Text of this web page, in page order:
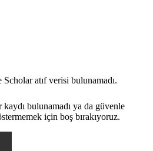
atıf verisi bulunamadı.
bulunamadı ya da güvenle
için boş bırakıyoruz.